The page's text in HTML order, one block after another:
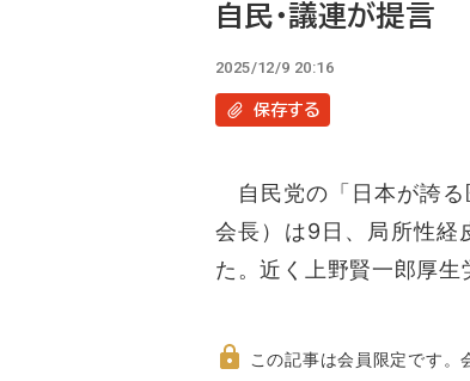
自民・議連が提言
2025/12/9 20:16
保存する
自民党の「日本が誇る
会長）は9日、局所性経
た。近く上野賢一郎厚
この記事は会員限定です。